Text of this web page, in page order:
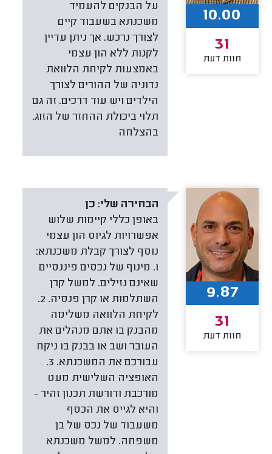
על הבנקים להעמיד
משכנתא בשעבוד קיים
לצורך נרכש. אך ניתן עדיין
לקנות ללא הון עצמי
באמצעות לקיחת הלוואת
נדוניה של ההורים לצורך
הילדים ויש עוד דרכים. זה גם
תלוי ביכולת ההחזר של הזוג.
בהצלחה
10.00
31
חוות דעת
הבחירה שלי: כן
באופן כללי קיימות שלוש
אפשרויות לגיוס הון עצמי
נוסף לצורך קבלת משכנתא:
1. מינוף של נכסים פיננסיים
שאינם נזילים. למשל קרן
השתלמות או קרן פנסיה. 2.
לקיחת הלוואה משלימה
מהבנק בו אתם מנהלים את
העובר ושב או בבנק בו ניקח
עבורכם את המשכנתא. 3.
האופציה השלישית מעט
מורכבת ודורשת תכנון זהיר -
והיא לגייס את הכסף
משעבוד של נכס של בן
משפחה. למשל משכנתא
9.87
31
חוות דעת